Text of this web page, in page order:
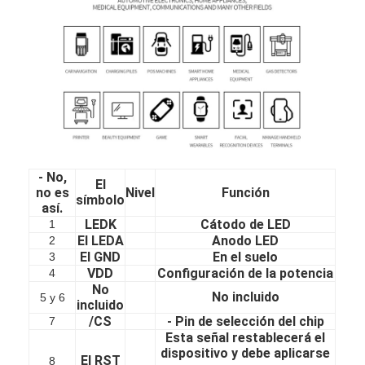
Display LCD cuadrado
Pantalla LCD circular
exhibición de Epaper de la E-tinta
Pantalla táctil LCD TFT con capacidad
Display con PMoled
Display de pantalla LCD TFT
Display LCD TFT de RF
Monitor LCD industrial
- No,
no es
así.
El
símboloNivel Función
1 LEDK Cátodo de LED
2 El LEDA Anodo LED
3 El GND En el suelo
4 VDD Configuración de la potencia
5 y 6
No
incluido
No incluido
7 /CS - Pin de selección del chip
8 El RST
Esta señal restablecerá el
dispositivo y debe aplicarse